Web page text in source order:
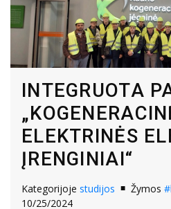
INTEGRUOTA
ELEKTRINĖS
ĮRENGINIAI“
Kategorijoje studijos Žymos
10/25/2024